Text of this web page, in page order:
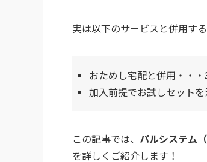
実は以下のサービスと併用す
おためし宅配と併用・・・
加入前提でお試しセットを
この記事では、 パルシステム
を詳しくご紹介します！